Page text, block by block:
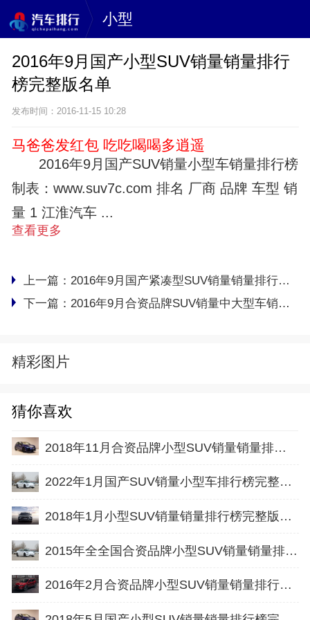
小型
2016年9月国产小型SUV销量销量排行
榜完整版名单
发布时间：2016-11-15 10:28
马爸爸发红包 吃吃喝喝多逍遥
2016年9月国产SUV销量小型车销量排行榜
制表：www.suv7c.com 排名 厂商 品牌 车型 销
量 1 江淮汽车 ...
查看更多
上一篇： 2016年9月国产紧凑型SUV销量销量排行榜完整版名单
下一篇： 2016年9月合资品牌SUV销量中大型车销量排行榜完整版名单
精彩图片
猜你喜欢
2018年11月合资品牌小型SUV销量销量排行榜完整版名单
2022年1月国产SUV销量小型车排行榜完整版名单
2018年1月小型SUV销量销量排行榜完整版名单
2015年全全国合资品牌小型SUV销量销量排行榜完整版名单
2016年2月合资品牌小型SUV销量销量排行榜完整版名单